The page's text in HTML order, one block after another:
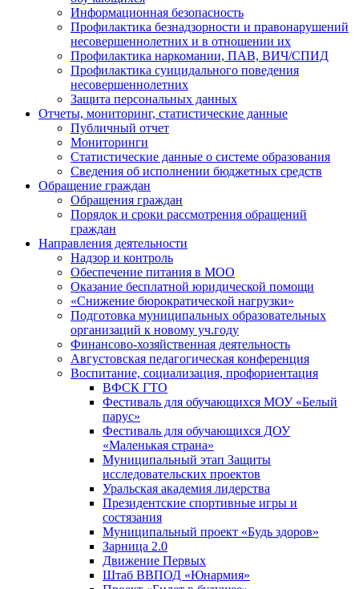
Информационная безопасность
Профилактика безнадзорности и правонарушений
несовершеннолетних и в отношении их
Профилактика наркомании, ПАВ, ВИЧ/СПИД
Профилактика суицидального поведения
несовершеннолетних
Защита персональных данных
Отчеты, мониторинг, статистические данные
Публичный отчет
Мониторинги
Статистические данные о системе образования
Сведения об исполнении бюджетных средств
Обращение граждан
Обращения граждан
Порядок и сроки рассмотрения обращений
граждан
Направления деятельности
Надзор и контроль
Обеспечение питания в МОО
Оказание бесплатной юридической помощи
«Снижение бюрократической нагрузки»
Подготовка муниципальных образовательных
организаций к новому уч.году
Финансово-хозяйственная деятельность
Августовская педагогическая конференция
Воспитание, социализация, профориентация
ВФСК ГТО
Фестиваль для обучающихся МОУ «Белый
парус»
Фестиваль для обучающихся ДОУ
«Маленькая страна»
Муниципальный этап Защиты
исследовательских проектов
Уральская академия лидерства
Президентские спортивные игры и
состязания
Муниципальный проект «Будь здоров»
Зарница 2.0
Движение Первых
Штаб ВВПОД «Юнармия»